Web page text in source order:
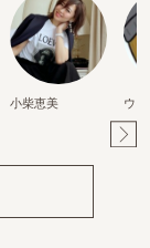
小柴恵美 ウ